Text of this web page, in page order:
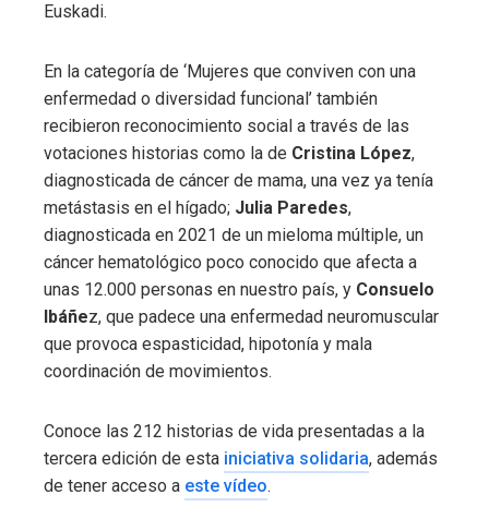
Euskadi.
En la categoría de ‘Mujeres que conviven con una
enfermedad o diversidad funcional’ también
recibieron reconocimiento social a través de las
votaciones historias como la de Cristina López,
diagnosticada de cáncer de mama, una vez ya tenía
metástasis en el hígado; Julia Paredes,
diagnosticada en 2021 de un mieloma múltiple, un
cáncer hematológico poco conocido que afecta a
unas 12.000 personas en nuestro país, y Consuelo
Ibáñez, que padece una enfermedad neuromuscular
que provoca espasticidad, hipotonía y mala
coordinación de movimientos.
Conoce las 212 historias de vida presentadas a la
tercera edición de esta iniciativa solidaria, además
de tener acceso a este vídeo.